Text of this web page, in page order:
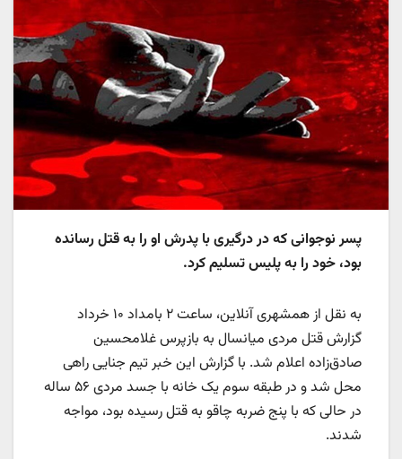
پسر نوجوانی که در درگیری با پدرش او را به قتل رسانده
بود، خود را به پلیس تسلیم کرد.
به نقل از همشهری آنلاین، ساعت ۲ بامداد ۱۰ خرداد
گزارش قتل مردی میانسال به بازپرس غلامحسین
صادق‌زاده اعلام شد. با گزارش این خبر تیم جنایی راهی
محل شد و در طبقه سوم یک خانه با جسد مردی ۵۶ ساله
در حالی که با پنج ضربه چاقو به قتل رسیده بود، مواجه
شدند.